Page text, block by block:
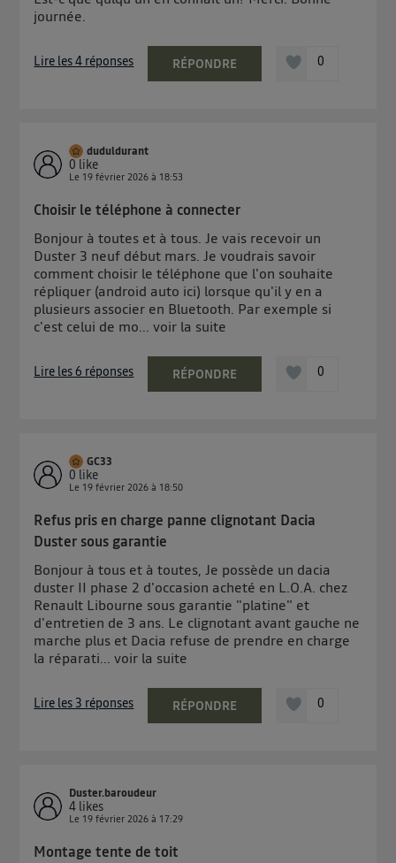
journée.
Lire les 4 réponses RÉPONDRE 0
duduldurant
0like
Le 19 février 2026 à 18:53
Choisir le téléphone à connecter
Bonjour à toutes et à tous. Je vais recevoir un
Duster 3 neuf début mars. Je voudrais savoir
comment choisir le téléphone que l'on souhaite
répliquer (android auto ici) lorsque qu'il y en a
plusieurs associer en Bluetooth. Par exemple si
c'est celui de mo...voir la suite
Lire les 6 réponses RÉPONDRE 0
GC33
0like
Le 19 février 2026 à 18:50
Refus pris en charge panne clignotant Dacia
Duster sous garantie
Bonjour à tous et à toutes, Je possède un dacia
duster II phase 2 d'occasion acheté en L.O.A. chez
Renault Libourne sous garantie "platine" et
d'entretien de 3 ans. Le clignotant avant gauche ne
marche plus et Dacia refuse de prendre en charge
la réparati...voir la suite
Lire les 3 réponses RÉPONDRE 0
Duster.baroudeur
4 likes
Le 19 février 2026 à 17:29
Montage tente de toit